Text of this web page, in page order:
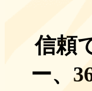
信頼
ー、